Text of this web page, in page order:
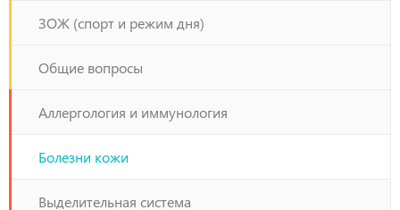
ЗОЖ (спорт и режим дня)
Общие вопросы
Аллергология и иммунология
Болезни кожи
Выделительная система